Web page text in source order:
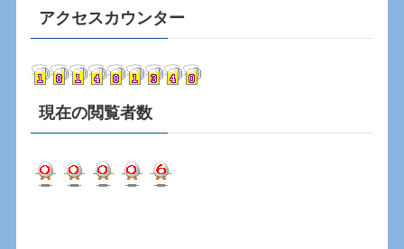
カ
イ
アクセスカウンター
現在の閲覧者数